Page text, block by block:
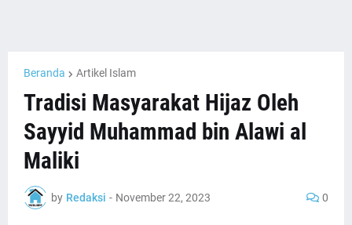
Beranda Artikel Islam
Tradisi Masyarakat Hijaz Oleh
Sayyid Muhammad bin Alawi al
Maliki
by Redaksi - November 22, 2023 0